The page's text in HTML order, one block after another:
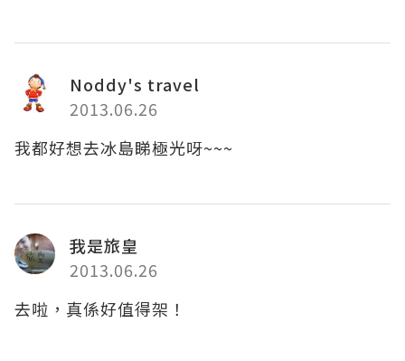
Noddy's travel
2013.06.26
我都好想去冰島睇極光呀~~~
我是旅皇
2013.06.26
去啦，真係好值得架！